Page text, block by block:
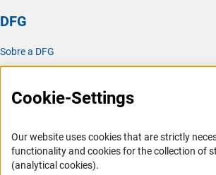
DFG
Sobre a DFG
Publicações
Missão e atividades
Organizações parceiras
Cookie-Settings
Our website uses cookies that are strictly
functionality and cookies for the collection of
(analytical cookies).